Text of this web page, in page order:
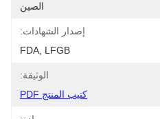
الصين
إصدار الشهادات:
FDA, LFGB
الوثيقة:
كتيب المنتج PDF